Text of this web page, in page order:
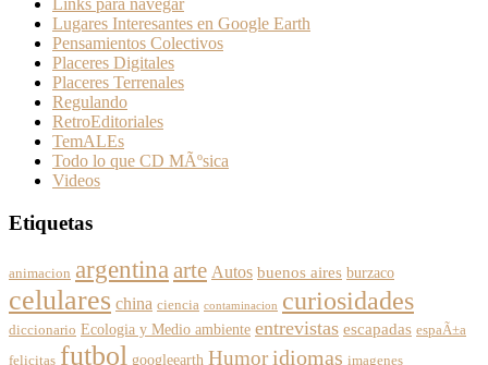
Links para navegar
Lugares Interesantes en Google Earth
Pensamientos Colectivos
Placeres Digitales
Placeres Terrenales
Regulando
RetroEditoriales
TemALEs
Todo lo que CD MÃºsica
Videos
Etiquetas
animacion argentina arte Autos buenos aires burzaco
celulares china ciencia contaminacion curiosidades
diccionario Ecologia y Medio ambiente entrevistas escapadas espaÃ±a
felicitas futbol googleearth Humor idiomas imagenes